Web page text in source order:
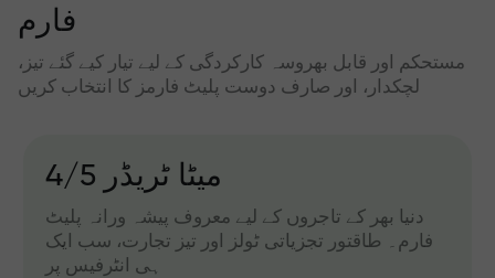
فارم
مستحکم اور قابل بھروسہ کارکردگی کے لیے تیار کیے گئے تیز،
لچکدار، اور صارف دوست پلیٹ فارمز کا انتخاب کریں
میٹا ٹریڈر 4/5
دنیا بھر کے تاجروں کے لیے معروف پیشہ ورانہ پلیٹ
فارم۔ طاقتور تجزیاتی ٹولز اور تیز تجارت، سب ایک
ہی انٹرفیس پر